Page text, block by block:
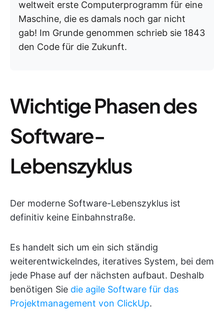
weltweit erste Computerprogramm für eine
Maschine, die es damals noch gar nicht
gab! Im Grunde genommen schrieb sie 1843
den Code für die Zukunft.
Wichtige Phasen des
Software-
Lebenszyklus
Der moderne Software-Lebenszyklus ist
definitiv keine Einbahnstraße.
Es handelt sich um ein sich ständig
weiterentwickelndes, iteratives System, bei dem
jede Phase auf der nächsten aufbaut. Deshalb
benötigen Sie die agile Software für das
Projektmanagement von ClickUp.